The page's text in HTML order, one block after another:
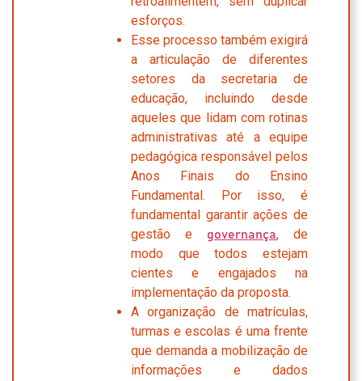
esforços.
Esse processo também exigirá
a articulação de diferentes
setores da secretaria de
educação, incluindo desde
aqueles que lidam com rotinas
administrativas até a equipe
pedagógica responsável pelos
Anos Finais do Ensino
Fundamental. Por isso, é
fundamental garantir ações de
gestão e
governança, de
modo que todos estejam
cientes e engajados na
implementação da proposta.
A organização de matrículas,
turmas e escolas é uma frente
que demanda a mobilização de
informações e dados